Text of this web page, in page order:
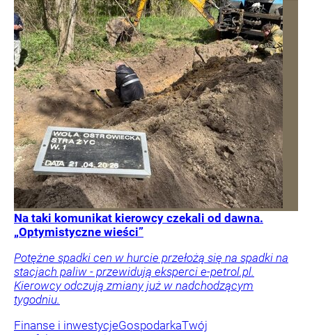
Na taki komunikat kierowcy czekali od dawna.
„Optymistyczne wieści”
Potężne spadki cen w hurcie przełożą się na spadki na
stacjach paliw - przewidują eksperci e-petrol.pl.
Kierowcy odczują zmiany już w nadchodzącym
tygodniu.
Finanse i inwestycjeGospodarkaTwój